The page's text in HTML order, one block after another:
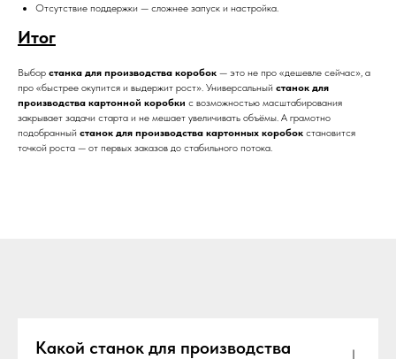
Отсутствие поддержки — сложнее запуск и настройка.
Итог
Выбор станка для производства коробок — это не про «дешевле сейчас», а
про «быстрее окупится и выдержит рост». Универсальный станок для
производства картонной коробки с возможностью масштабирования
закрывает задачи старта и не мешает увеличивать объёмы. А грамотно
подобранный станок для производства картонных коробок становится
точкой роста — от первых заказов до стабильного потока.
Какой станок для производства